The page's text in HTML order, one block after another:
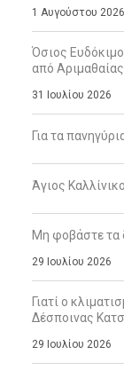
1 Αυγούστου 2026
Όσιος
από
31 Ιουλίου 2026
Για τα
Άγιος
Μη φοβάστε τα
29 Ιουλίου 2026
Γιατί ο
Δέσποινας
29 Ιουλίου 2026